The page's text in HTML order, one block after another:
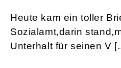
Heute kam ein toller
Sozialamt,darin
Unterhalt für seinen V